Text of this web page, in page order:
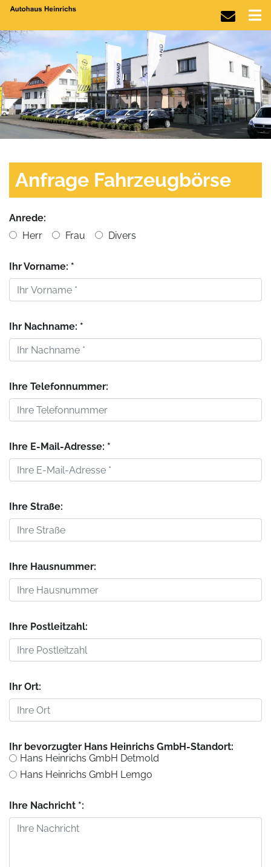
Anfrage Fahrzeugbörse
Anrede:
Herr
Frau Divers
Ihr Vorname: *
Ihr Nachname: *
Ihre Telefonnummer:
Ihre E-Mail-Adresse: *
Ihre Straße:
Ihre Hausnummer:
Ihre Postleitzahl:
Ihr Ort:
Ihr bevorzugter Hans Heinrichs GmbH-Standort:
Hans Heinrichs GmbH Detmold
Hans Heinrichs GmbH Lemgo
Ihre Nachricht *: